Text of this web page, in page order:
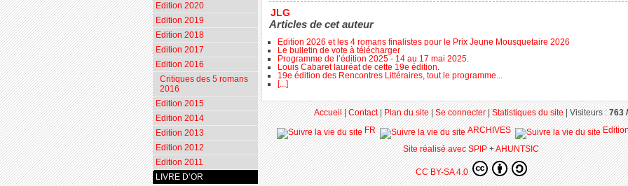
JLG
Articles de cet auteur
Edition 2026 et les 4 romans finalistes pour le Prix Jeune Mousquetaire 2026
Le bulletin de vote à télécharger
Programme de l’édition 2025 - 14 au 17 mai 2025.
Louis Cabaret lauréat de cette 19e édition.
19e édition des Rencontres Littéraires, tout le programme...
[...]
Edition 2020
Edition 2019
Edition 2018
Edition 2017
Edition 2016
Critiques des 5 romans
2016
Edition 2015
Edition 2014
Edition 2013
Edition 2012
Edition 2011
LIVRE D’OR
Accueil|Contact|Plan du site|Se connecter|Statistiques du site|Visiteurs :763 /
FR
ARCHIVES
Site réalisé avec SPIP+AHUNTSIC
CC BY-SA 4.0